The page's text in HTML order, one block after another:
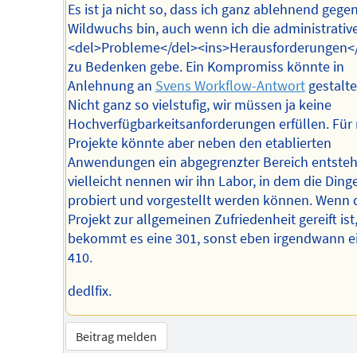
Es ist ja nicht so, dass ich ganz ablehnend
Wildwuchs bin, auch wenn ich die
<del>Probleme</
zu Bedenken gebe. Ein Kompromiss könnte in
Anlehnung an Svens Workflow-Antwort
Nicht ganz so vielstufig, wir müssen ja keine
Hochverfügbarkeitsanforderungen erfüllen. Für
Projekte könnte aber neben den etablierten
Anwendungen ein abgegrenzter Bereich
vielleicht nennen wir ihn Labor, in dem die
probiert und vorgestellt werden können. Wenn
Projekt zur allgemeinen Zufriedenheit gereift ist,
bekommt es eine 301, sonst eben irgendwann
410.
dedlfix.
Beitrag melden